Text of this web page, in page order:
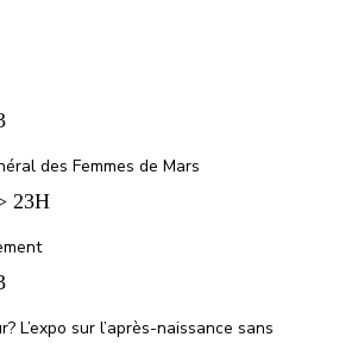
des Femmes de Mars
23H
L’expo sur l’après-naissance sans